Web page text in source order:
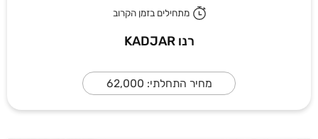
מתחילים בזמן הקרוב
רנו KADJAR
מחיר התחלתי: 62,000